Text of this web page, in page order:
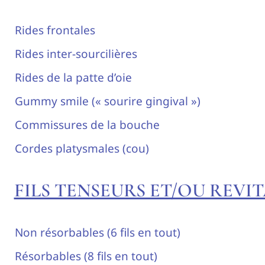
Rides frontales
Rides inter-sourcilières
Rides de la patte d’oie
Gummy smile (« sourire gingival »)
Commissures de la bouche
Cordes platysmales (cou)
FILS TENSEURS ET/OU
Non résorbables (6 fils en tout)
Résorbables (8 fils en tout)